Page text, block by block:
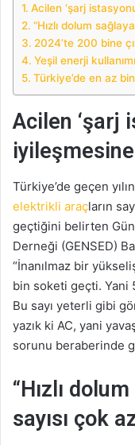
Acilen ‘şarj
“Hızlı dolum
2024’te 200 bine
Yeşil enerji
Türkiye’de en az
Acilen ‘şarj
Türkiye’de geçen
elektrikli araçların
geçtiğini belirten
Derneği (GENSED)
“İnanılmaz bir
bin soketi geçti. Yani
Bu sayı yeterli gibi
yazık ki AC, yani
sorunu beraberinde
“Hızlı
sayısı çok